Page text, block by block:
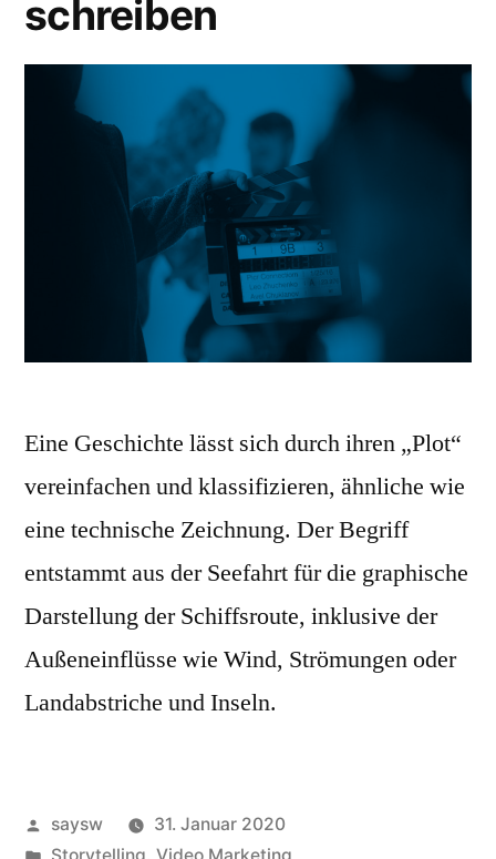
schreiben
Eine Geschichte lässt sich durch ihren „Plot“
vereinfachen und klassifizieren, ähnliche wie
eine technische Zeichnung. Der Begriff
entstammt aus der Seefahrt für die graphische
Darstellung der Schiffsroute, inklusive der
Außeneinflüsse wie Wind, Strömungen oder
Landabstriche und Inseln.
Veröffentlicht
von
saysw
31. Januar 2020
Veröffentlicht